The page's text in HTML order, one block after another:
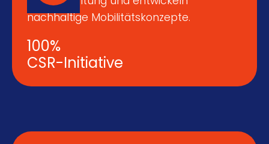
nachhaltige Mobilitätskonzepte.
100%
CSR-Initiative